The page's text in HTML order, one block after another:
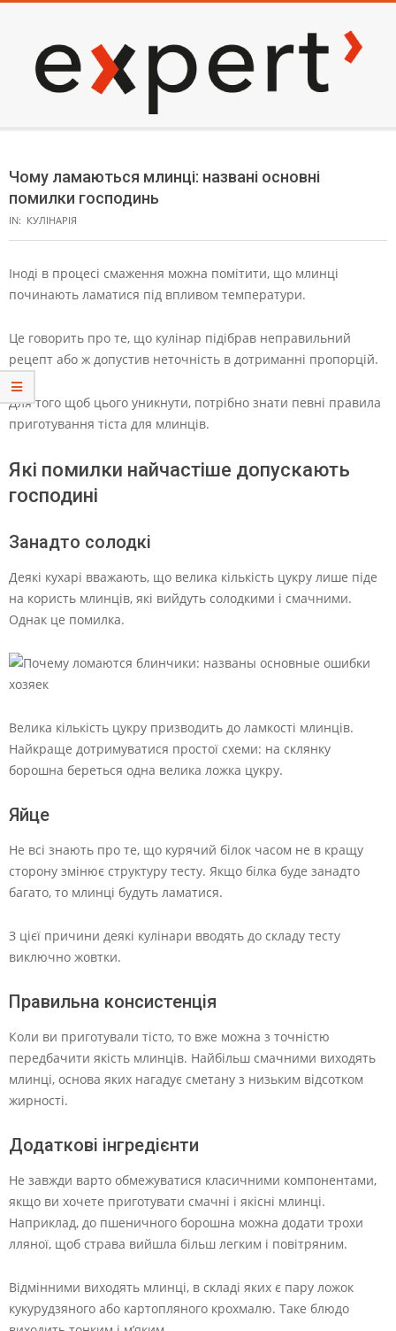
content
EXPERT
Menu
Чому ламаються млинці: названі основні
помилки господинь
IN: КУЛІНАРІЯ
Іноді в процесі смаження можна помітити, що млинці
починають ламатися під впливом температури.
Це говорить про те, що кулінар підібрав неправильний
рецепт або ж допустив неточність в дотриманні пропорцій.
Для того щоб цього уникнути, потрібно знати певні правила
приготування тіста для млинців.
Які помилки найчастіше допускають
господині
Занадто солодкі
Деякі кухарі вважають, що велика кількість цукру лише піде
на користь млинців, які вийдуть солодкими і смачними.
Однак це помилка.
Велика кількість цукру призводить до ламкості млинців.
Найкраще дотримуватися простої схеми: на склянку
борошна береться одна велика ложка цукру.
Яйце
Не всі знають про те, що курячий білок часом не в кращу
сторону змінює структуру тесту. Якщо білка буде занадто
багато, то млинці будуть ламатися.
З цієї причини деякі кулінари вводять до складу тесту
виключно жовтки.
Правильна консистенція
Коли ви приготували тісто, то вже можна з точністю
передбачити якість млинців. Найбільш смачними виходять
млинці, основа яких нагадує сметану з низьким відсотком
жирності.
Додаткові інгредієнти
Не завжди варто обмежуватися класичними компонентами,
якщо ви хочете приготувати смачні і якісні млинці.
Наприклад, до пшеничного борошна можна додати трохи
лляної, щоб страва вийшла більш легким і повітряним.
Відмінними виходять млинці, в складі яких є пару ложок
кукурудзяного або картопляного крохмалю. Таке блюдо